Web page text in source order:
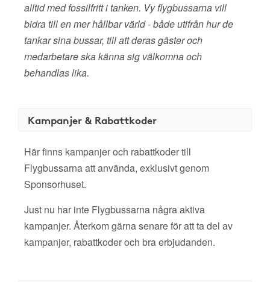
alltid med fossilfritt i tanken. Vy flygbussarna vill
bidra till en mer hållbar värld - både utifrån hur de
tankar sina bussar, till att deras gäster och
medarbetare ska känna sig välkomna och
behandlas lika.
Kampanjer & Rabattkoder
Här finns kampanjer och rabattkoder till
Flygbussarna att använda, exklusivt genom
Sponsorhuset.
Just nu har inte Flygbussarna några aktiva
kampanjer. Återkom gärna senare för att ta del av
kampanjer, rabattkoder och bra erbjudanden.